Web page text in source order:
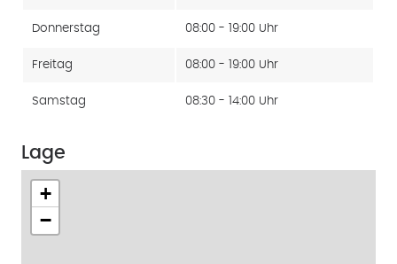
Donnerstag 08:00 - 19:00 Uhr
Freitag 08:00 - 19:00 Uhr
Samstag 08:30 - 14:00 Uhr
Lage
+
−